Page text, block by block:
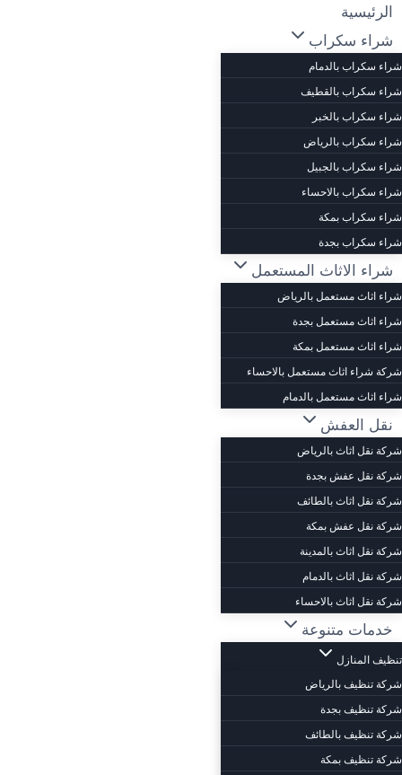
التجاوز
إلى
المحتوى
الرئيسية
شراء سكراب
شراء سكراب بالدمام
شراء سكراب بالقطيف
شراء سكراب بالخبر
شراء سكراب بالرياض
شراء سكراب بالجبيل
شراء سكراب بالاحساء
شراء سكراب بمكة
شراء سكراب بجدة
شراء الاثاث المستعمل
شراء اثاث مستعمل بالرياض
شراء اثاث مستعمل بجدة
شراء اثاث مستعمل بمكة
شركة شراء اثاث مستعمل بالاحساء
شراء اثاث مستعمل بالدمام
نقل العفش
شركة نقل اثاث بالرياض
شركة نقل عفش بجدة
شركة نقل اثاث بالطائف
شركة نقل عفش بمكة
شركة نقل اثاث بالمدينة
شركة نقل اثاث بالدمام
شركة نقل اثاث بالاحساء
خدمات متنوعة
تنظيف المنازل
شركة تنظيف بالرياض
شركة تنظيف بجدة
شركة تنظيف بالطائف
شركة تنظيف بمكة